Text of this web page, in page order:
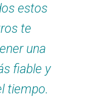
estos
te
una
fiable y
tiempo.